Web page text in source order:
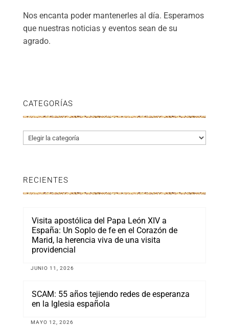
Nos encanta poder mantenerles al día. Esperamos
que nuestras noticias y eventos sean de su
agrado.
CATEGORÍAS
Categorías
RECIENTES
Visita apostólica del Papa León XIV a
España: Un Soplo de fe en el Corazón de
Marid, la herencia viva de una visita
providencial
JUNIO 11, 2026
SCAM: 55 años tejiendo redes de esperanza
en la Iglesia española
MAYO 12, 2026